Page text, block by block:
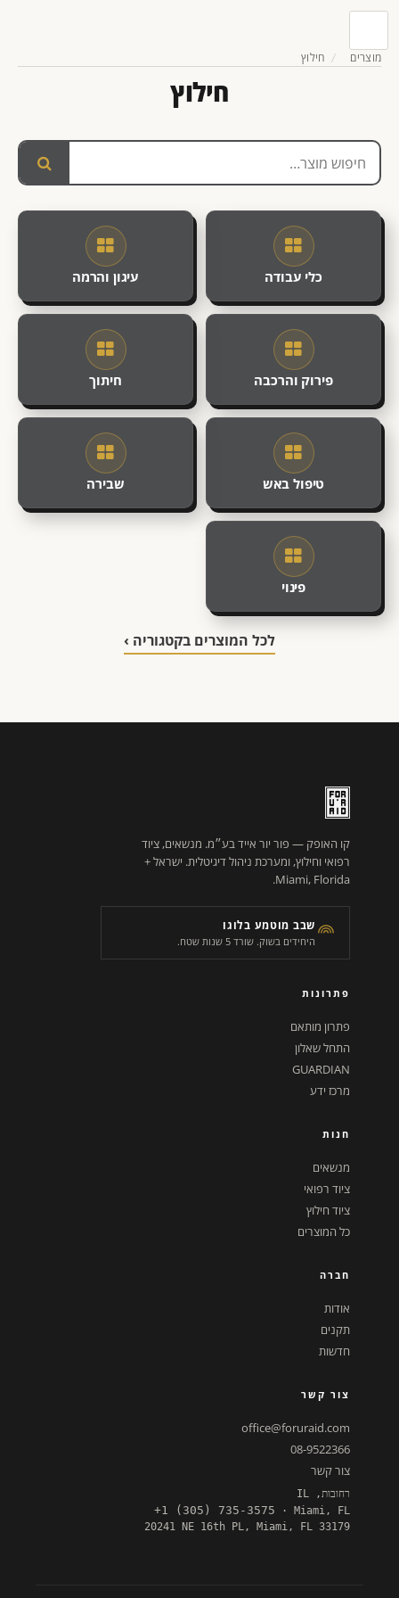
מוצרים חילוץ
חילוץ
כלי עבודה עיגון והרמה
פירוק והרכבה חיתוך
טיפול באש שבירה
פינוי
לכל המוצרים בקטגוריה ›
קו האופק — פור יור אייד בע״מ. מנשאים, ציוד
רפואי וחילוץ, ומערכת ניהול דיגיטלית. ישראל +
Miami, Florida.
שבב מוטמע בלוגו
היחידים בשוק. שורד 5 שנות שטח.
פתרונות
פתרון מותאם
התחל שאלון
GUARDIAN
מרכז ידע
חנות
מנשאים
ציוד רפואי
ציוד חילוץ
כל המוצרים
חברה
אודות
תקנים
חדשות
צור קשר
office@foruraid.com
08-9522366
צור קשר
רחובות, IL
+1 (305) 735-3575 · Miami, FL
20241 NE 16th PL, Miami, FL 33179